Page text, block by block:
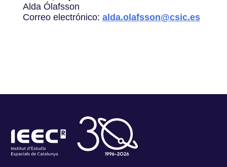
Alda Ólafsson
Correo electrónico: alda.olafsson@csic.es